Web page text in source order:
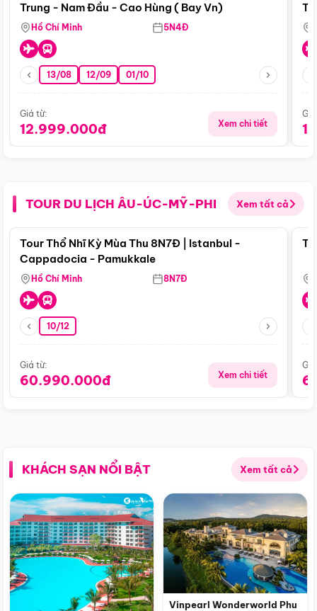
Trung - Nam Đầu - Cao Hùng ( Bay Vn)
Hồ Chí Minh 5N4Đ
13/08 12/09 01/10
Giá từ:
12.999.000đ Xem chi tiết
TOUR DU LỊCH ÂU-ÚC-MỸ-PHI Xem tất cả
Điểm nổi bật
Tour Thổ Nhĩ Kỳ Mùa Thu 8N7Đ | Istanbul -
Cappadocia - Pamukkale
Hồ Chí Minh 8N7Đ
10/12
Giá từ:
60.990.000đ Xem chi tiết
KHÁCH SẠN NỔI BẬT Xem tất cả
Vinpearl Wonderworld Phu